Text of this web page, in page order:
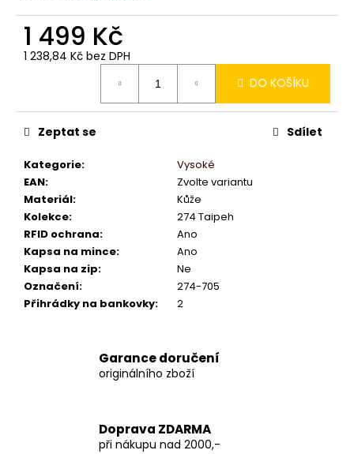
1 499 Kč
1 238,84 Kč bez DPH
DO KOŠÍKU
Kategorie:
Vysoké
EAN:
Zvolte variantu
Materiál:
Kůže
Kolekce:
274 Taipeh
RFID ochrana:
Ano
Kapsa na mince:
Ano
Kapsa na zip:
Ne
Označení:
274-705
Přihrádky na bankovky: 2
Zeptat se Sdílet
Garance doručení
originálního zboží
Doprava ZDARMA
při nákupu nad 2000,-